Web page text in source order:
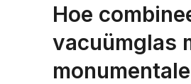
Hoe
vacuümglas
monumentale